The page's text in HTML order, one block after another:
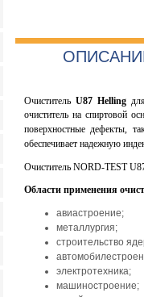
Очиститель U87 Hellingдля
очиститель на спиртовой
поверхностные дефекты,
обеспечивает надежную
Очиститель NORD-TEST
Области применения
авиастроение;
металлургия;
строительство
электротехника;
машиностроение;